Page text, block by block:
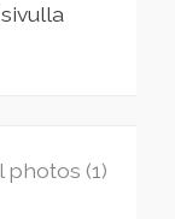
photos (1)